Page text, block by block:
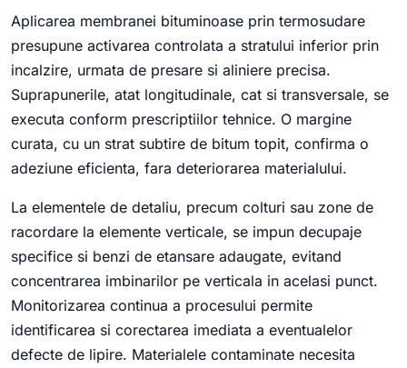
Aplicarea membranei bituminoase prin termosudare
presupune activarea controlata a stratului inferior prin
incalzire, urmata de presare si aliniere precisa.
Suprapunerile, atat longitudinale, cat si transversale, se
executa conform prescriptiilor tehnice. O margine
curata, cu un strat subtire de bitum topit, confirma o
adeziune eficienta, fara deteriorarea materialului.
La elementele de detaliu, precum colturi sau zone de
racordare la elemente verticale, se impun decupaje
specifice si benzi de etansare adaugate, evitand
concentrarea imbinarilor pe verticala in acelasi punct.
Monitorizarea continua a procesului permite
identificarea si corectarea imediata a eventualelor
defecte de lipire. Materialele contaminate necesita